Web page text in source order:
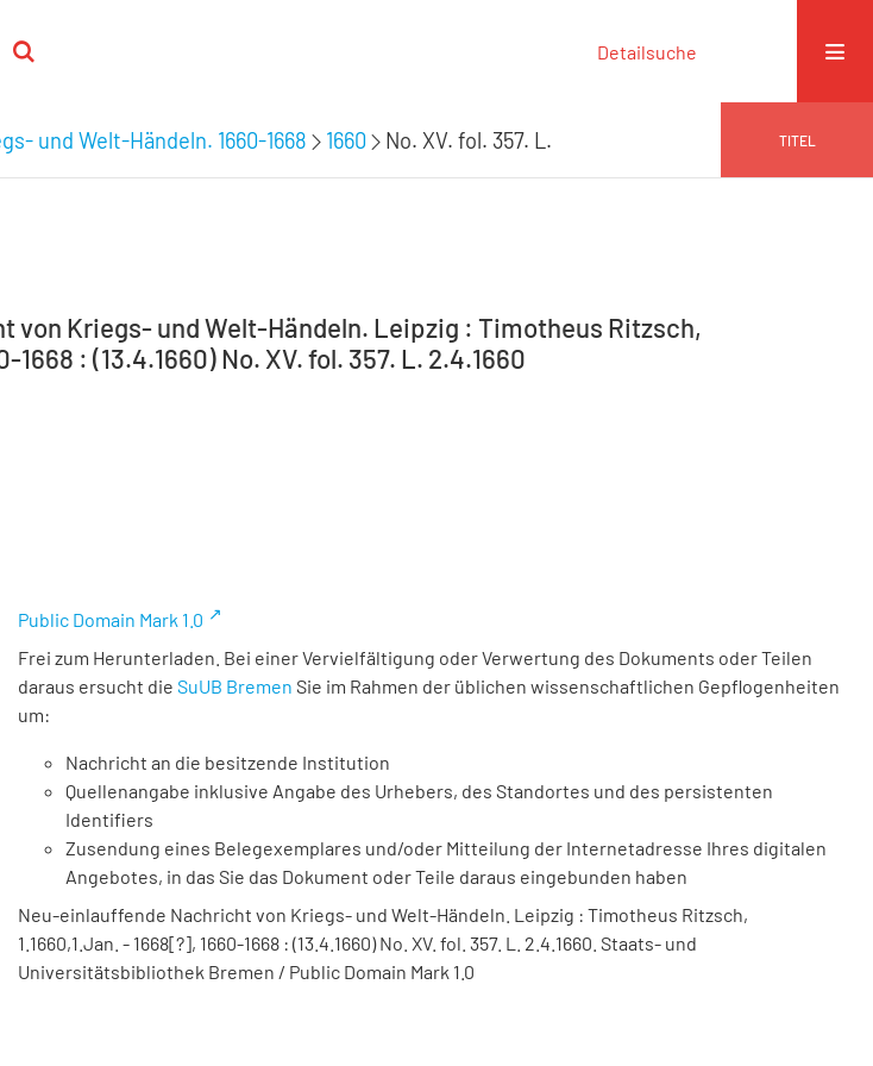
Detailsuche
und Welt-Händeln. 1660-1668 1660 No. XV. fol. 357. L. TITEL
von Kriegs- und Welt-Händeln. Leipzig : Timotheus Ritzsch,
1668 : (13.4.1660) No. XV. fol. 357. L. 2.4.1660
Public Domain Mark 1.0
Frei zum Herunterladen. Bei einer Vervielfältigung oder Verwertung des Dokuments oder Teilen
daraus ersucht die SuUB Bremen Sie im Rahmen der üblichen wissenschaftlichen Gepflogenheiten
um:
Nachricht an die besitzende Institution
Quellenangabe inklusive Angabe des Urhebers, des Standortes und des persistenten
Identifiers
Zusendung eines Belegexemplares und/oder Mitteilung der Internetadresse Ihres digitalen
Angebotes, in das Sie das Dokument oder Teile daraus eingebunden haben
Neu-einlauffende Nachricht von Kriegs- und Welt-Händeln. Leipzig : Timotheus Ritzsch,
1.1660,1.Jan. - 1668[?], 1660-1668 : (13.4.1660) No. XV. fol. 357. L. 2.4.1660. Staats- und
Universitätsbibliothek Bremen / Public Domain Mark 1.0